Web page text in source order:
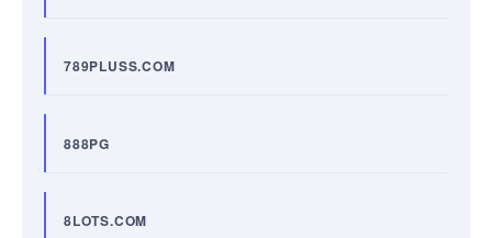
789PLUSS.COM
888PG
8LOTS.COM